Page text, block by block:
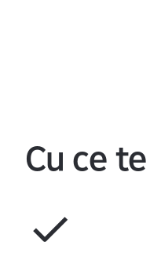
Cu ce